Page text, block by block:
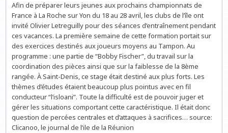
ÉCHECS
SUR
L’ÎLE
DE
LA
RÉUNION
Afin de préparer leurs jeunes aux prochains championnats de
France à La Roche sur Yon du 18 au 28 avril, les clubs de l’île ont
invité Olivier Letreguilly pour des séances d’entraînement pendant
ces vacances. La première semaine de cette formation portait sur
des exercices destinés aux joueurs moyens au Tampon. Au
programme : une partie de “Bobby Fischer”, du travail sur la
coordination des pièces ainsi que sur la faiblesse de la 8ème
rangée. À Saint-Denis, ce stage était destiné aux plus forts. Les
thèmes d’études étaient beaucoup plus pointus avec en fil
conducteur “l’isloani”. Toute la difficulté est de pouvoir juger et
gérer les situations comportant cette caractéristique. Il était donc
question de percées centrales et d’attaques à sacrifices… source:
Clicanoo, le journal de l’ile de la Réunion